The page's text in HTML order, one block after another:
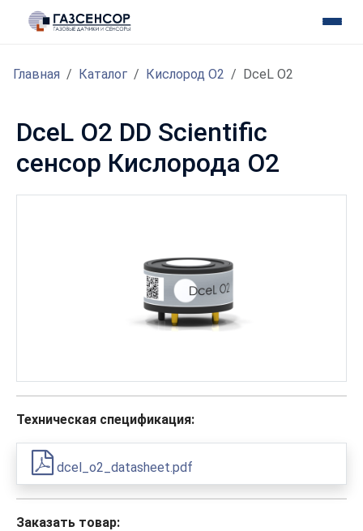
Главная Каталог Кислород O2 DceL O2
DceL O2 DD Scientific
сенсор Кислорода O2
Техническая спецификация:
dcel_o2_datasheet.pdf
Заказать товар: